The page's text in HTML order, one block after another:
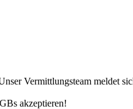
Vermittlungsteam meldet
akzeptieren!